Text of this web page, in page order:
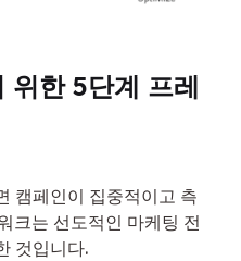
위한 5단계 프레
캠페인이 집중적이고 측
크는 선도적인 마케팅 전
것입니다.